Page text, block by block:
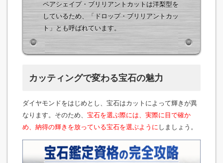
ペアシェイプ・ブリリアントカットは洋梨型を
しているため、「ドロップ・ブリリアントカッ
ト」とも呼ばれています。
カッティングで変わる宝石の魅力
ダイヤモンドをはじめとし、宝石はカットによって輝きが異
なります。そのため、 宝石を選ぶ際には、実際に目で確か
め、納得の輝きを放っている宝石を選ぶように しましょう。